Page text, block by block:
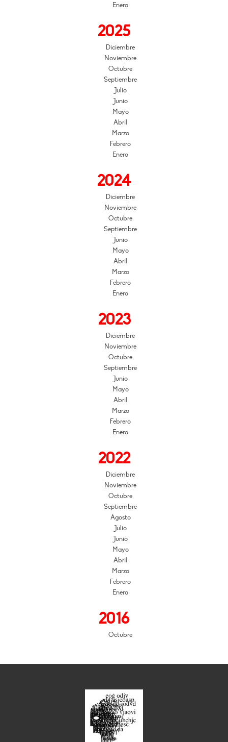
Enero
2025
Diciembre
Noviembre
Octubre
Septiembre
Julio
Junio
Mayo
Abril
Marzo
Febrero
Enero
2024
Diciembre
Noviembre
Octubre
Septiembre
Junio
Mayo
Abril
Marzo
Febrero
Enero
2023
Diciembre
Noviembre
Octubre
Septiembre
Junio
Mayo
Abril
Marzo
Febrero
Enero
2022
Diciembre
Noviembre
Octubre
Septiembre
Agosto
Julio
Junio
Mayo
Abril
Marzo
Febrero
Enero
2016
Octubre